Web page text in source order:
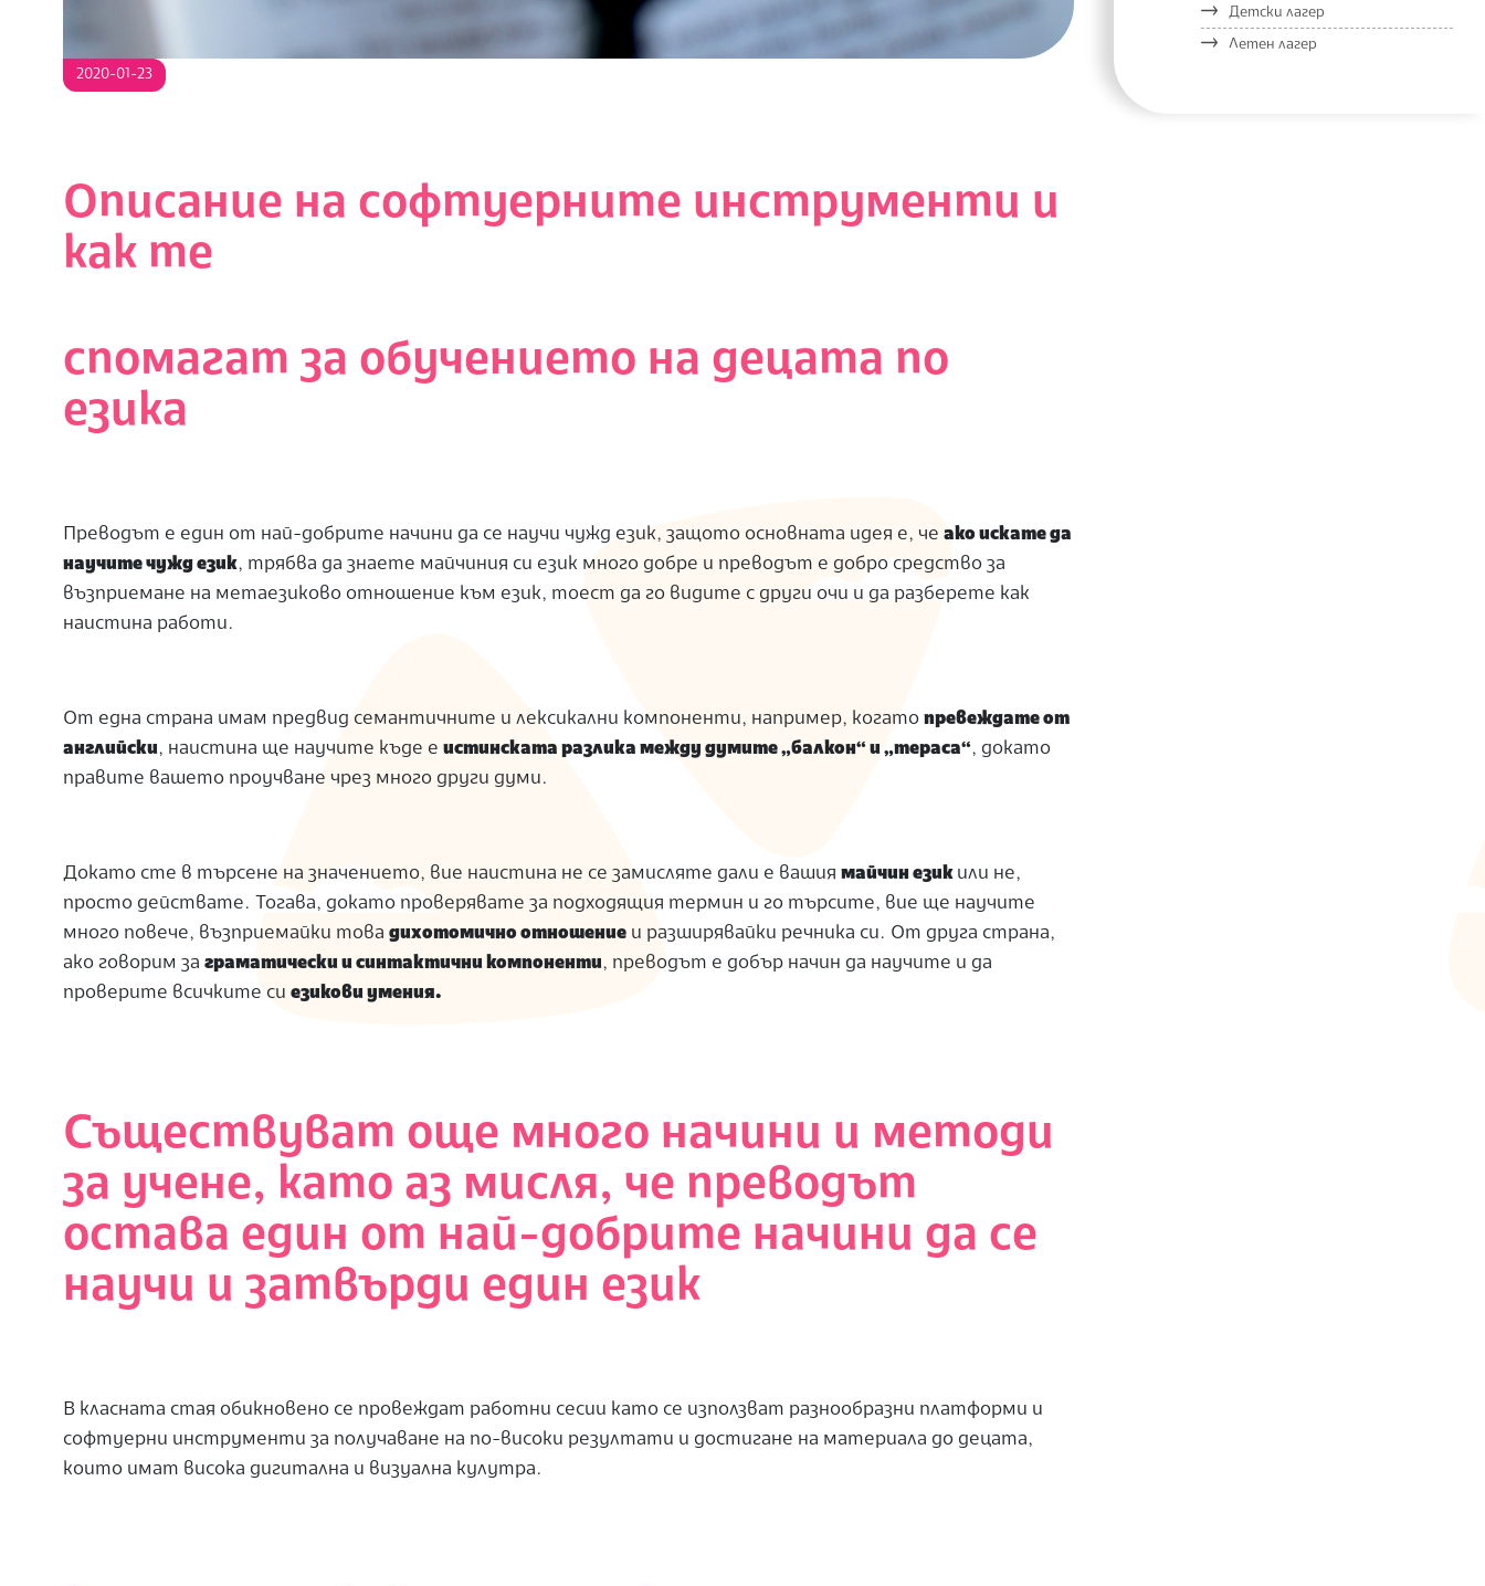
2020-01-23
Описание на софтуерните инструменти и
как те
спомагат за обучението на децата по
езика
Преводът е един от най-добрите начини да се научи чужд език, защото основната идея е, че ако искате да
научите чужд език, трябва да знаете майчиния си език много добре и преводът е добро средство за
възприемане на метаезиково отношение към език, тоест да го видите с други очи и да разберете как
наистина работи.
От една страна имам предвид семантичните и лексикални компоненти, например, когато превеждате от
английски, наистина ще научите къде е истинската разлика между думите „балкон“ и „тераса“, докато
правите вашето проучване чрез много други думи.
Докато сте в търсене на значението, вие наистина не се замисляте дали е вашия майчин език или не,
просто действате. Тогава, докато проверявате за подходящия термин и го търсите, вие ще научите
много повече, възприемайки това дихотомично отношение и разширявайки речника си. От друга страна,
ако говорим за граматически и синтактични компоненти, преводът е добър начин да научите и да
проверите всичките си езикови умения.
Съществуват още много начини и методи
за учене, като аз мисля, че преводът
остава един от най-добрите начини да се
научи и затвърди един език
В класната стая обикновено се провеждат работни сесии като се използват разнообразни платформи и
софтуерни инструменти за получаване на по-високи резултати и достигане на материала до децата,
които имат висока дигитална и визуална кулутра.
Детски лагер
Летен лагер